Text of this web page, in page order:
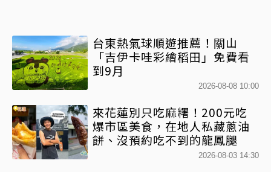
台東熱氣球順遊推薦！關山
「吉伊卡哇彩繪稻田」免費看
到9月
2026-08-08 10:00
來花蓮別只吃麻糬！200元吃
爆市區美食，在地人私藏蔥油
餅、沒預約吃不到的龍鳳腿
2026-08-03 14:30